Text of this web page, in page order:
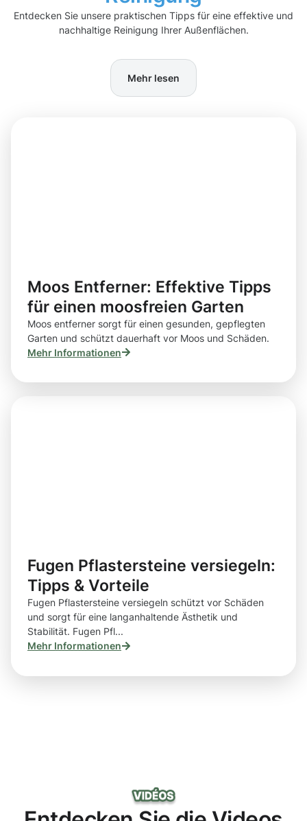
Entdecken Sie unsere praktischen Tipps für eine effektive und
nachhaltige Reinigung Ihrer Außenflächen.
Mehr lesen
Moos Entferner: Effektive Tipps
für einen moosfreien Garten
Moos entferner sorgt für einen gesunden, gepflegten
Garten und schützt dauerhaft vor Moos und Schäden.
Mehr Informationen
Fugen Pflastersteine versiegeln:
Tipps & Vorteile
Fugen Pflastersteine versiegeln schützt vor Schäden
und sorgt für eine langanhaltende Ästhetik und
Stabilität. Fugen Pfl...
Mehr Informationen